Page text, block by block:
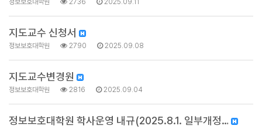
정보보호대학원 2736 2025.09.11
지도교수 신청서
정보보호대학원 2790 2025.09.08
지도교수변경원
정보보호대학원 2816 2025.09.04
정보보호대학원 학사운영 내규(2025.8.1. 일부개정…